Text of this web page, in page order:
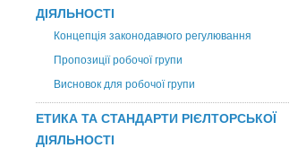
ДІЯЛЬНОСТІ
Концепція законодавчого регулювання
Пропозиції робочої групи
Висновок для робочої групи
ЕТИКА ТА СТАНДАРТИ РІЄЛТОРСЬКОЇ
ДІЯЛЬНОСТІ